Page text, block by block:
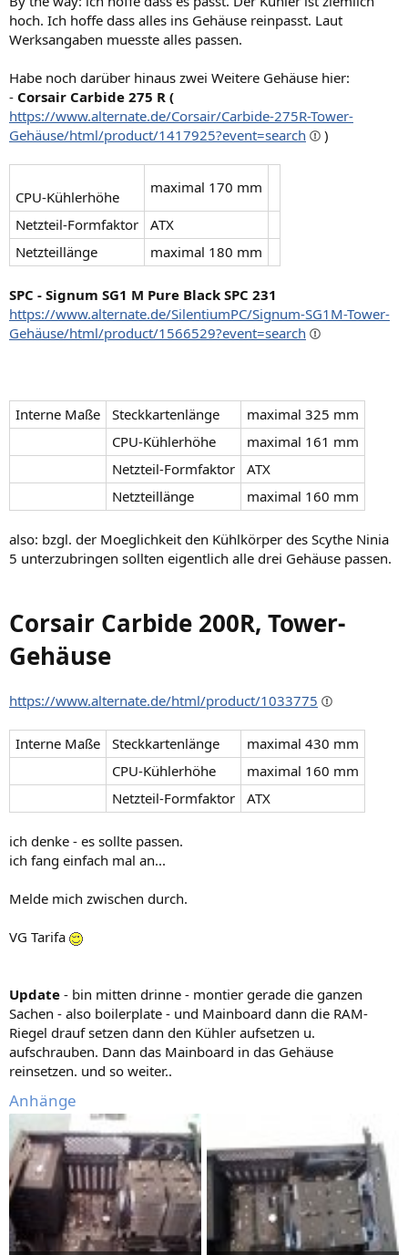
hoch. Ich hoffe dass alles ins Gehäuse reinpasst. Laut
Werksangaben muesste alles passen.
Habe noch darüber hinaus zwei Weitere Gehäuse hier:
- Corsair Carbide 275 R (
https://www.alternate.de/Corsair/Carbide-275R-Tower-
Gehäuse/html/product/1417925?event=search
)
CPU-Kühlerhöhe
maximal 170 mm
Netzteil-Formfaktor
ATX
Netzteillänge
maximal 180 mm
SPC - Signum SG1 M Pure Black SPC 231
https://www.alternate.de/SilentiumPC/Signum-SG1M-Tower-
Gehäuse/html/product/1566529?event=search
Interne Maße Steckkartenlänge
maximal 325 mm
CPU-Kühlerhöhe
maximal 161 mm
Netzteil-Formfaktor
ATX
Netzteillänge
maximal 160 mm
also: bzgl. der Moeglichkeit den Kühlkörper des Scythe Ninia
5 unterzubringen sollten eigentlich alle drei Gehäuse passen.
Corsair Carbide 200R, Tower-
Gehäuse
https://www.alternate.de/html/product/1033775
Interne Maße Steckkartenlänge
maximal 430 mm
CPU-Kühlerhöhe
maximal 160 mm
Netzteil-Formfaktor
ATX
ich denke - es sollte passen.
ich fang einfach mal an...
Melde mich zwischen durch.
VG Tarifa
Update - bin mitten drinne - montier gerade die ganzen
Sachen - also boilerplate - und Mainboard dann die RAM-
Riegel drauf setzen dann den Kühler aufsetzen u.
aufschrauben. Dann das Mainboard in das Gehäuse
reinsetzen. und so weiter..
Anhänge